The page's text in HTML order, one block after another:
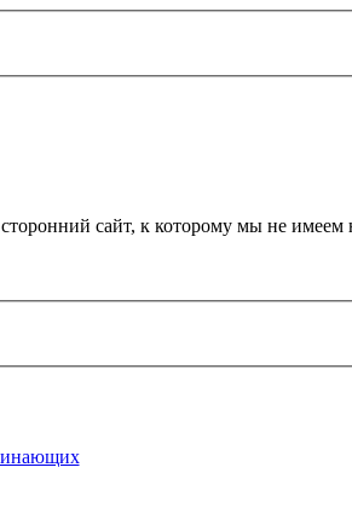
сайт, к которому мы не имеем